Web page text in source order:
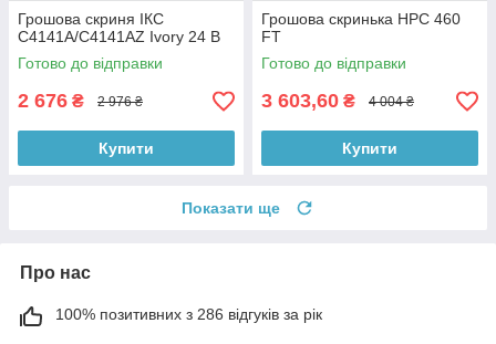
Грошова скриня ІКС
C4141A/C4141AZ Ivory 24 В
Готово до відправки
2 676 ₴ 2 976 ₴
Купити
Грошова скринька HPC 460
FT
Готово до відправки
3 603,60 ₴ 4 004 ₴
Купити
Показати ще
Про нас
100% позитивних з 286 відгуків за рік